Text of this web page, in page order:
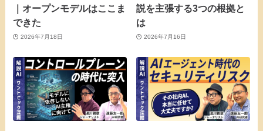
｜オープンモデルはここま
できた
2026年7月18日
説を主張する3つの根拠と
は
2026年7月16日